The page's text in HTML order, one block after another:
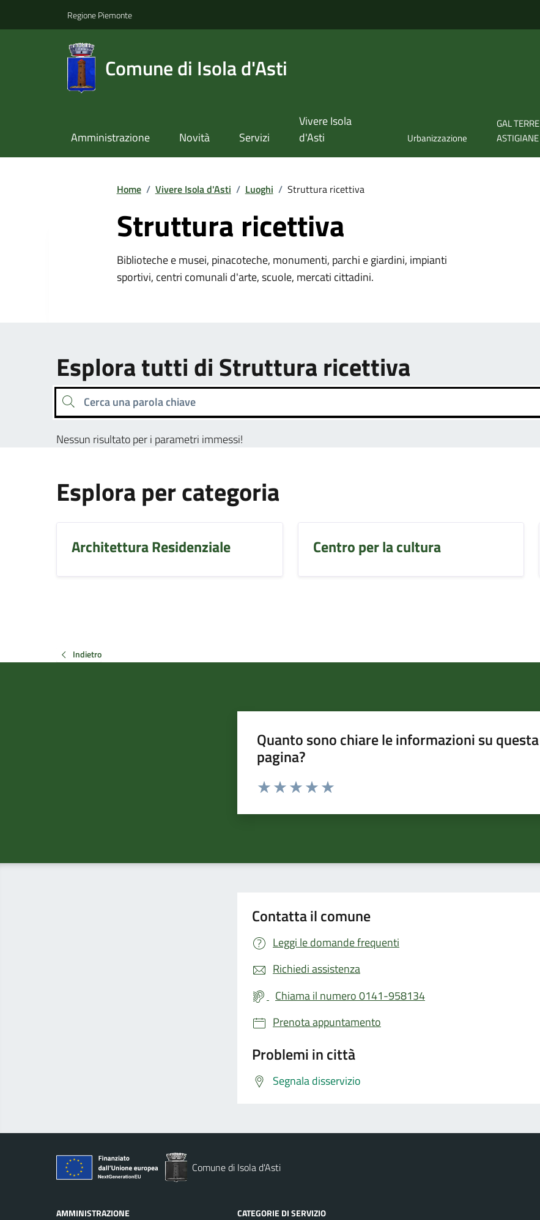
Regione Piemonte
Comune di Isola d'Asti
Amministrazione Novità Servizi
Vivere Isola
d'Asti
Urbanizzazione
GAL TERRE
ASTIGIANE
Home / Vivere Isola d'Asti / Luoghi / Struttura ricettiva
Struttura ricettiva
Biblioteche e musei, pinacoteche, monumenti, parchi e giardini, impianti
sportivi, centri comunali d'arte, scuole, mercati cittadini.
Esplora tutti di Struttura ricettiva
Cerca una parola chiave
Nessun risultato per i parametri immessi!
Esplora per categoria
Architettura Residenziale Centro per la cultura
Indietro
Quanto sono chiare le informazioni su questa
pagina?
Valuta da 1 a 5 stelle la pagina
Contatta il comune
Leggi le domande frequenti
Richiedi assistenza
Chiama il numero 0141-958134
Prenota appuntamento
Problemi in città
Segnala disservizio
Comune di Isola d'Asti
AMMINISTRAZIONE CATEGORIE DI SERVIZIO